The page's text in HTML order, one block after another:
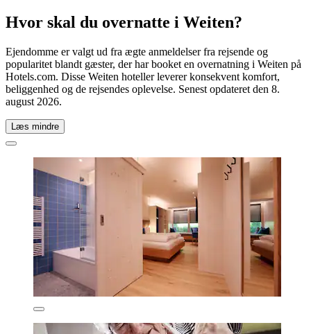
Hvor skal du overnatte i Weiten?
Ejendomme er valgt ud fra ægte anmeldelser fra rejsende og
popularitet blandt gæster, der har booket en overnatning i Weiten på
Hotels.com. Disse Weiten hoteller leverer konsekvent komfort,
beliggenhed og de rejsendes oplevelse. Senest opdateret den 8.
august 2026.
Læs mindre